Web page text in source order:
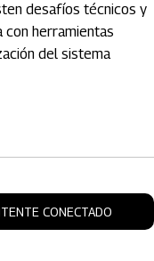
desafíos técnicos y
con herramientas
del sistema
CONECTADO